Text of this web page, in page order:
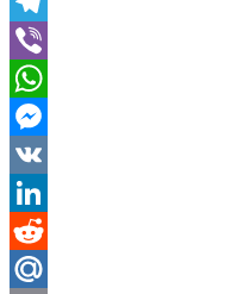
Telegram
Viber
WhatsApp
Messenger
VK
LinkedIn
Reddit